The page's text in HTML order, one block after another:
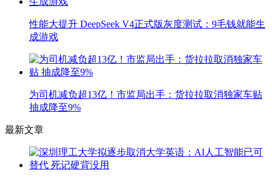
性能大提升 DeepSeek V4正式版灰度测试：9毛钱就能生
成游戏
为司机减负超13亿！市监局出手：货拉拉取消独家车贴
抽成降至9%
最新文章